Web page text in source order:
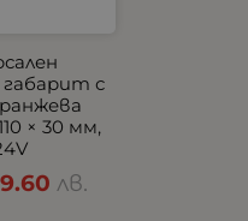
с
× 30 мм,
9.60 лв.